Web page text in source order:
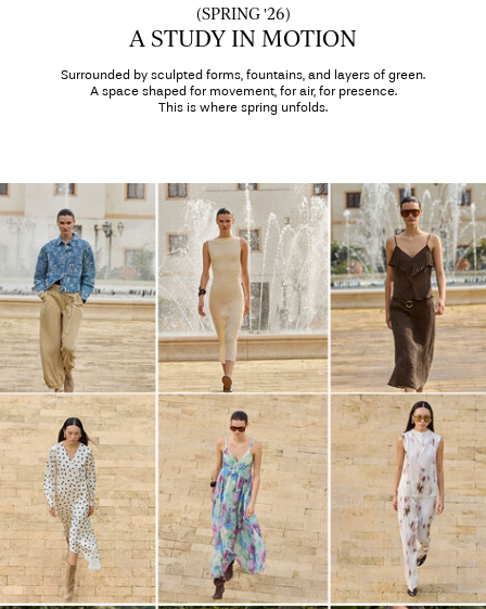
(SPRING '26)
A STUDY IN MOTION
Surrounded by sculpted forms, fountains, and layers of green.
A space shaped for movement, for air, for presence.
This is where spring unfolds.
IMAGE_CPLP_rw03_wk10_05-03-2026_Spring